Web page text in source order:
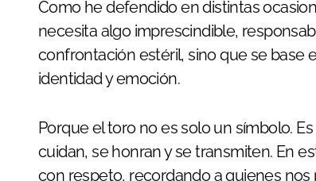
Como he defendido en distintas
necesita algo imprescindible,
confrontación estéril, sino que se base
identidad y emoción.
Porque el toro no es solo un símbolo.
cuidan, se honran y se transmiten. En
con respeto, recordando a quienes